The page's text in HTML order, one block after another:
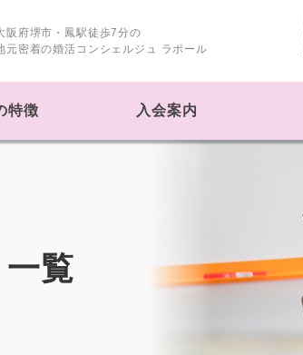
阪府堺市・鳳駅徒歩7分の
元密着の婚活コンシェルジュ ラポール
特徴 入会案内
覧